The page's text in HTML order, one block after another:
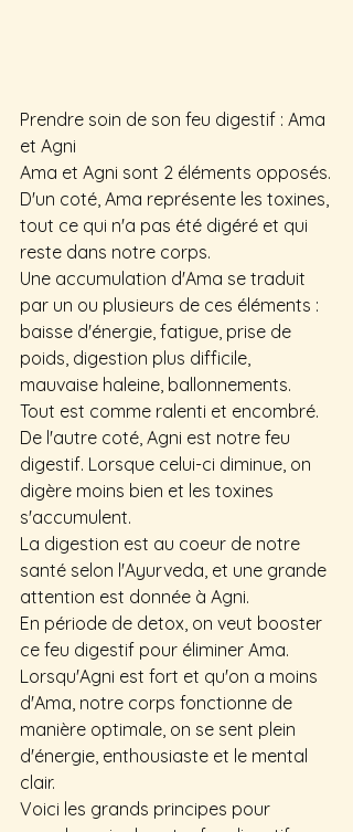
Prendre soin de son feu digestif : Ama
et Agni
Ama et Agni sont 2 éléments opposés.
D'un coté, Ama représente les toxines,
tout ce qui n'a pas été digéré et qui
reste dans notre corps.
Une accumulation d'Ama se traduit
par un ou plusieurs de ces éléments :
baisse d'énergie, fatigue, prise de
poids, digestion plus difficile,
mauvaise haleine, ballonnements.
Tout est comme ralenti et encombré.
De l'autre coté, Agni est notre feu
digestif. Lorsque celui-ci diminue, on
digère moins bien et les toxines
s'accumulent.
La digestion est au coeur de notre
santé selon l'Ayurveda, et une grande
attention est donnée à Agni.
En période de detox, on veut booster
ce feu digestif pour éliminer Ama.
Lorsqu'Agni est fort et qu'on a moins
d'Ama, notre corps fonctionne de
manière optimale, on se sent plein
d'énergie, enthousiaste et le mental
clair.
Voici les grands principes pour